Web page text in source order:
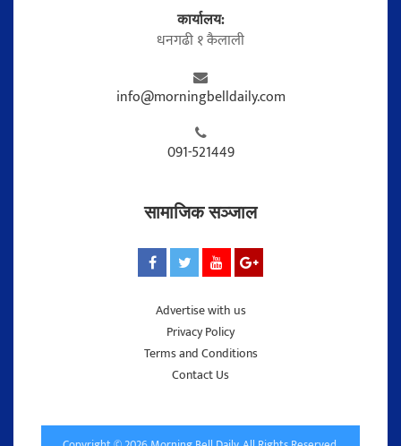
कार्यालय:
धनगढी १ कैलाली
info@morningbelldaily.com
091-521449
सामाजिक सञ्जाल
Advertise with us
Privacy Policy
Terms and Conditions
Contact Us